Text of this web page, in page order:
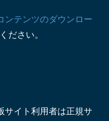
ンテンツのダウンロー
ださい。
サイト利用者は正規サ